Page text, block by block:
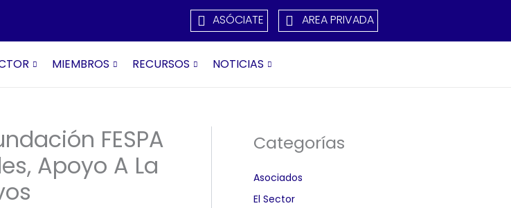
ASÓCIATE AREA PRIVADA
MIEMBROS RECURSOS NOTICIAS
FESPA
Apoyo A La
Categorías
Asociados
El Sector